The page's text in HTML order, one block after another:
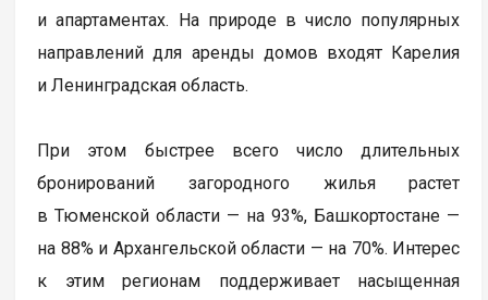
и апартаментах. На природе в число популярных
направлений для аренды домов входят Карелия
и Ленинградская область.
При этом быстрее всего число длительных
бронирований загородного жилья растет
в Тюменской области — на 93%, Башкортостане —
на 88% и Архангельской области — на 70%. Интерес
к этим регионам поддерживает насыщенная